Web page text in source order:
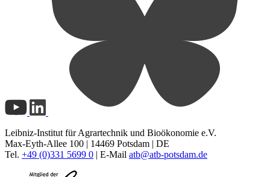
Leibniz-Institut für Agrartechnik und Bioökonomie e.V.
Max-Eyth-Allee 100 | 14469 Potsdam | DE
Tel. +49 (0)331 5699 0 | E-Mail atb@atb-potsdam.de